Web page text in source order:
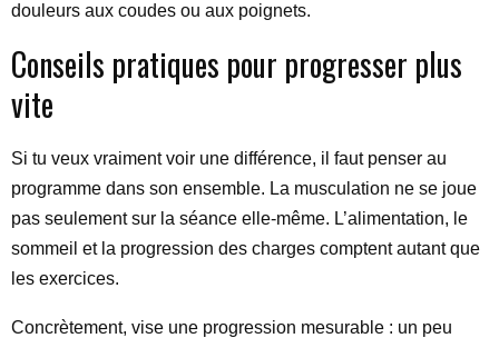
douleurs aux coudes ou aux poignets.
Conseils pratiques pour progresser plus
vite
Si tu veux vraiment voir une différence, il faut penser au
programme dans son ensemble. La musculation ne se joue
pas seulement sur la séance elle-même. L’alimentation, le
sommeil et la progression des charges comptent autant que
les exercices.
Concrètement, vise une progression mesurable : un peu